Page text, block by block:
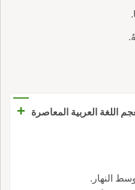
اللغة العربية المعاصرة +
النهار.